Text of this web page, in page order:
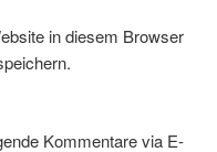
in diesem Browser
Kommentare via E-